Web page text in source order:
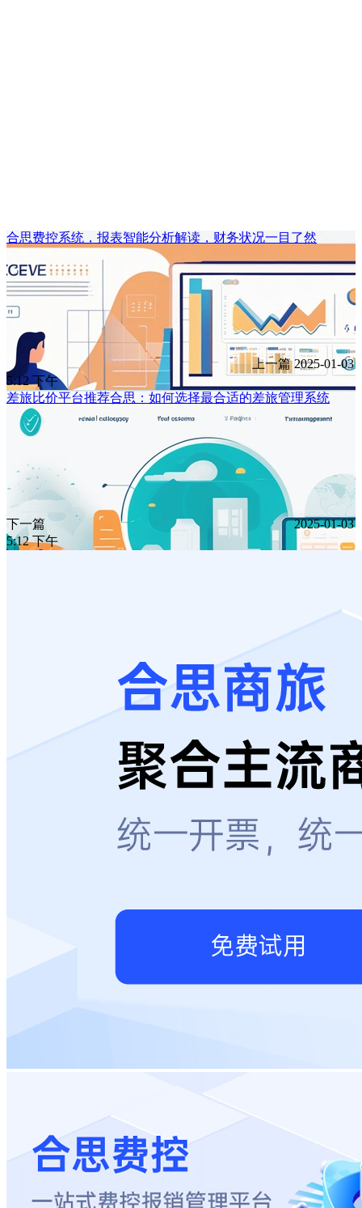
合思费控系统，报表智能分析解读，财务状况一目了然
上一篇 2025-01-03
5:12 下午
差旅比价平台推荐合思：如何选择最合适的差旅管理系统
下一篇
2025-01-03
5:12 下午